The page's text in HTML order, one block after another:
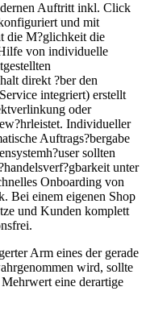
Auftritt inkl. Click
und mit
die M?glichkeit die
von individuelle
direkt ?ber den
integriert) erstellt
oder
Individueller
Auftrags?bergabe
sollten
unter
Onboarding von
Bei einem eigenen Shop
und Kunden komplett
Arm eines der gerade
wird, sollte
eine derartige